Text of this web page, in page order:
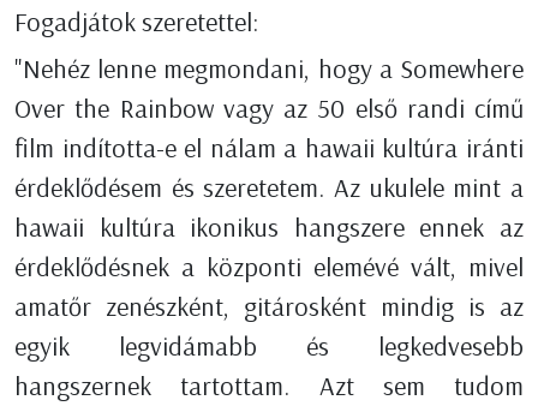
Fogadjátok szeretettel:
"Nehéz lenne megmondani, hogy a Somewhere
Over the Rainbow vagy az 50 első randi című
film indította-e el nálam a hawaii kultúra iránti
érdeklődésem és szeretetem. Az ukulele mint a
hawaii kultúra ikonikus hangszere ennek az
érdeklődésnek a központi elemévé vált, mivel
amatőr zenészként, gitárosként mindig is az
egyik legvidámabb és legkedvesebb
hangszernek tartottam. Azt sem tudom